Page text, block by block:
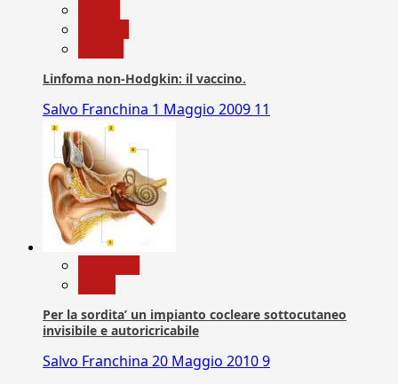
Linfoma non-Hodgkin: il vaccino.
Salvo Franchina 1 Maggio 2009 11
Per la sordita’ un impianto cocleare sottocutaneo
invisibile e autoricricabile
Salvo Franchina 20 Maggio 20109